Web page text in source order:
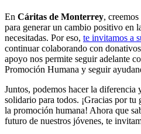
En Cáritas de Monterrey,
para generar un cambio positivo en
necesitadas. Por eso, te invitamos a
continuar colaborando con
apoyo nos permite seguir adelante
Promoción Humana y seguir
Juntos, podemos hacer la
solidario para todos. ¡Gracias por
la promoción humana! Ahora que
futuro de nuestros jóvenes, te